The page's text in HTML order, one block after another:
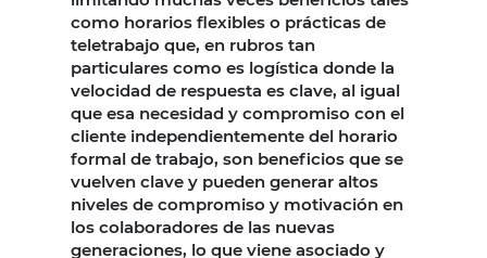
como horarios flexibles o prácticas de
teletrabajo que, en rubros tan
particulares como es logística donde la
velocidad de respuesta es clave, al igual
que esa necesidad y compromiso con el
cliente independientemente del horario
formal de trabajo, son beneficios que se
vuelven clave y pueden generar altos
niveles de compromiso y motivación en
los colaboradores de las nuevas
generaciones, lo que viene asociado y